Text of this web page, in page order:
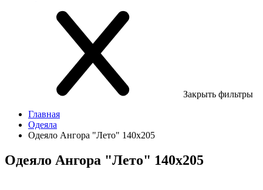
Закрыть фильтры
Главная
Одеяла
Одеяло Ангора "Лето" 140х205
Одеяло Ангора "Лето" 140х205